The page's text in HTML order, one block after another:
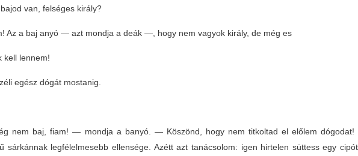
van, felséges király?
Az a baj anyó — azt mondja a deák —, hogy nem vagyok király, de még es
kell lennem!
egész dógát mostanig.
nem baj, fiam! — mondja a banyó. — Köszönd, hogy nem titkoltad el előlem dógodat!
sárkánnak legfélelmesebb ellensége. Azétt azt tanácsolom: igen hirtelen süttess egy